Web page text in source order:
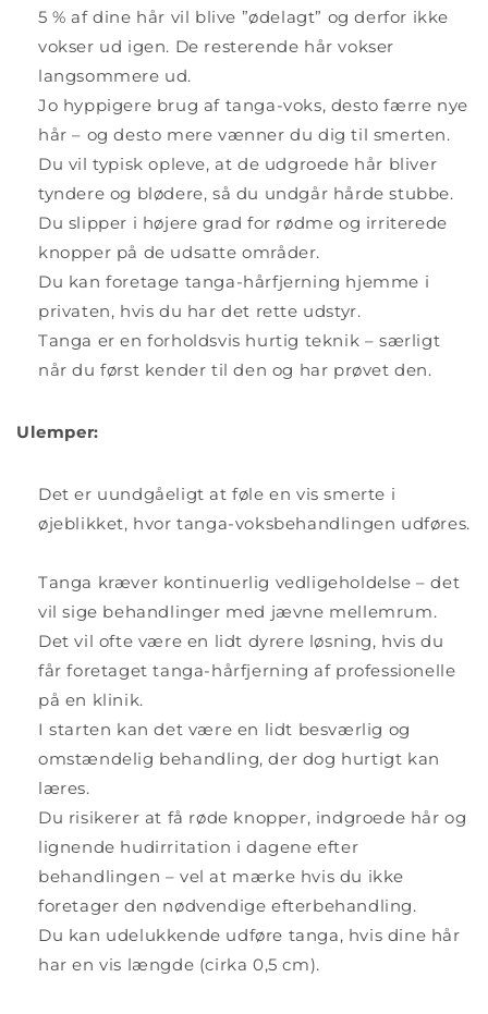
5 % af dine hår vil blive ”ødelagt” og derfor ikke
vokser ud igen. De resterende hår vokser
langsommere ud.
Jo hyppigere brug af tanga-voks, desto færre nye
hår – og desto mere vænner du dig til smerten.
Du vil typisk opleve, at de udgroede hår bliver
tyndere og blødere, så du undgår hårde stubbe.
Du slipper i højere grad for rødme og irriterede
knopper på de udsatte områder.
Du kan foretage tanga-hårfjerning hjemme i
privaten, hvis du har det rette udstyr.
Tanga er en forholdsvis hurtig teknik – særligt
når du først kender til den og har prøvet den.
Ulemper:
Det er uundgåeligt at føle en vis smerte i
øjeblikket, hvor tanga-voksbehandlingen udføres.
Tanga kræver kontinuerlig vedligeholdelse – det
vil sige behandlinger med jævne mellemrum.
Det vil ofte være en lidt dyrere løsning, hvis du
får foretaget tanga-hårfjerning af professionelle
på en klinik.
I starten kan det være en lidt besværlig og
omstændelig behandling, der dog hurtigt kan
læres.
Du risikerer at få røde knopper, indgroede hår og
lignende hudirritation i dagene efter
behandlingen – vel at mærke hvis du ikke
foretager den nødvendige efterbehandling.
Du kan udelukkende udføre tanga, hvis dine hår
har en vis længde (cirka 0,5 cm).